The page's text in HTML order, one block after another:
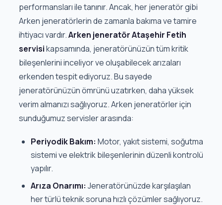
performansları ile tanınır. Ancak, her jeneratör gibi
Arken jeneratörlerin de zamanla bakıma ve tamire
ihtiyacı vardır.Arken jeneratör Ataşehir Fetih
servisikapsamında, jeneratörünüzün tüm kritik
bileşenlerini inceliyor ve oluşabilecek arızaları
erkenden tespit ediyoruz. Bu sayede
jeneratörünüzün ömrünü uzatırken, daha yüksek
verim almanızı sağlıyoruz. Arken jeneratörler için
sunduğumuz servisler arasında:
Periyodik Bakım: Motor, yakıt sistemi, soğutma
sistemi ve elektrik bileşenlerinin düzenli kontrolü
yapılır.
Arıza Onarımı: Jeneratörünüzde karşılaşılan
her türlü teknik soruna hızlı çözümler sağlıyoruz.